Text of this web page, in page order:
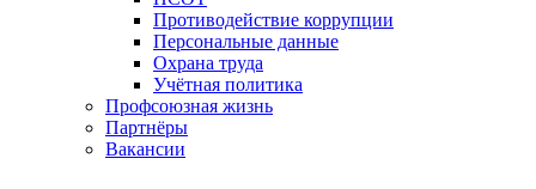
Противодействие коррупции
Персональные данные
Охрана труда
Учётная политика
Профсоюзная жизнь
Партнёры
Вакансии